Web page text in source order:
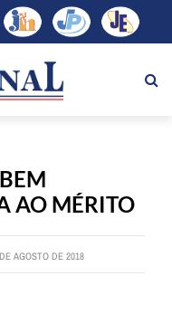
AO MÉRITO
AGOSTO DE 2018